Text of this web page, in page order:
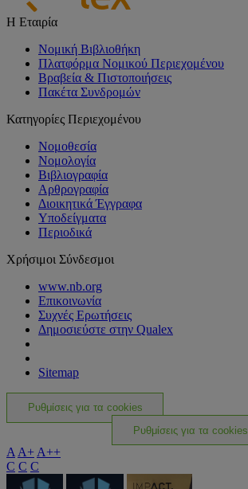
Η Εταιρία
Νομική Βιβλιοθήκη
Πλατφόρμα Νομικού Περιεχομένου
Βραβεία & Πιστοποιήσεις
Πακέτα Συνδρομών
Κατηγορίες Περιεχομένου
Νομοθεσία
Νομολογία
Βιβλιογραφία
Αρθρογραφία
Διοικητικά Έγγραφα
Υποδείγματα
Περιοδικά
Χρήσιμοι Σύνδεσμοι
www.nb.org
Επικοινωνία
Συχνές Ερωτήσεις
Δημοσιεύστε στην Qualex
Sitemap
Ρυθμίσεις για τα cookies
Ρυθμίσεις για τα cookies
A A+ A++
C C C